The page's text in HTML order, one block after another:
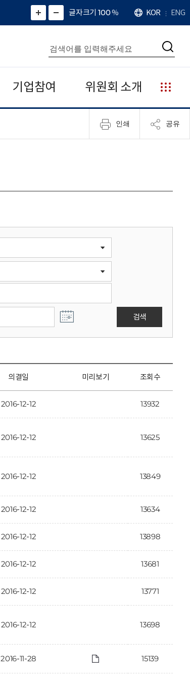
)
화
면
면
소
확
대
치
글자크기 100%
언
어
KOR ENG
통
합
검
색
검
기업참여 위원회 소개
누
리
집
안
인쇄 공유
검색
의결일 미리보기 조회수
2016-12-12 13932
2016-12-12 13625
2016-12-12 13849
2016-12-12 13634
2016-12-12 13898
2016-12-12 13681
2016-12-12 13771
2016-12-12 13698
2016-11-28 15139